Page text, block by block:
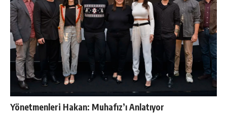
Yönetmenleri Hakan: Muhafız’ı Anlatıyor